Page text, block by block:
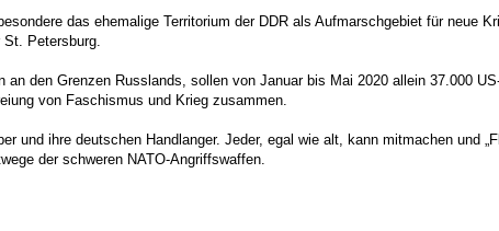
das ehemalige Territorium der DDR als Aufmarschgebiet für neue
Petersburg.
den Grenzen Russlands, sollen von Januar bis Mai 2020 allein 37.000
von Faschismus und Krieg zusammen.
und ihre deutschen Handlanger. Jeder, egal wie alt, kann mitmachen und
der schweren NATO-Angriffswaffen.